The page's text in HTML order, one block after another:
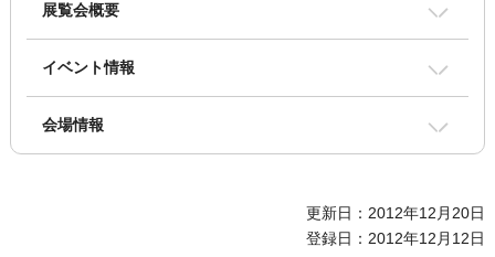
展覧会概要
イベント情報
会場情報
更新日：2012年12月20日
登録日：2012年12月12日